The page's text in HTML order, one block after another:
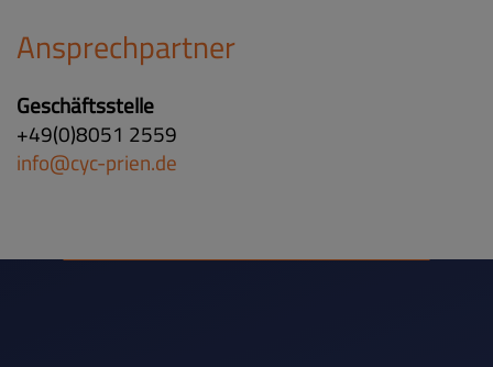
Ansprechpartner
Geschäftsstelle
+49(0)8051 2559
info@cyc-prien.de